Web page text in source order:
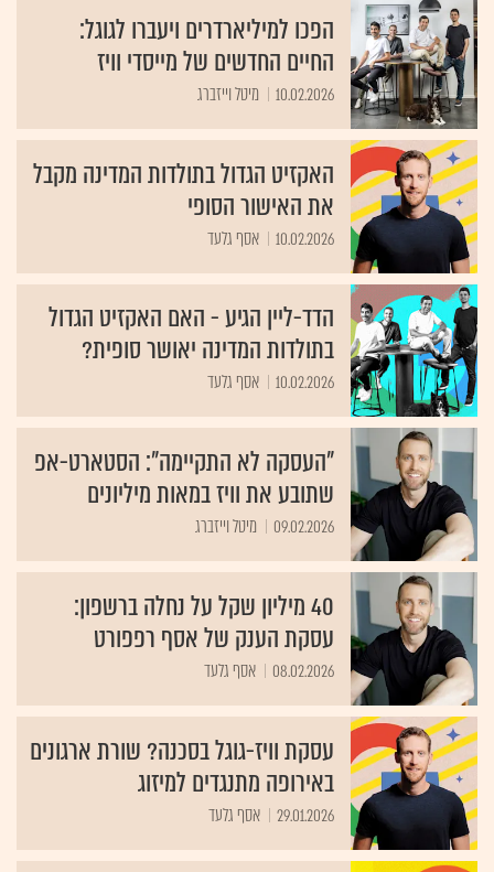
הפכו למיליארדרים ויעברו לגוגל:
החיים החדשים של מייסדי וויז
10.02.2026 מיטל וייזברג
האקזיט הגדול בתולדות המדינה מקבל
את האישור הסופי
10.02.2026 אסף גלעד
הדד-ליין הגיע - האם האקזיט הגדול
בתולדות המדינה יאושר סופית?
10.02.2026 אסף גלעד
"העסקה לא התקיימה": הסטארט-אפ
שתובע את וויז במאות מיליונים
09.02.2026 מיטל וייזברג
40 מיליון שקל על נחלה ברשפון:
עסקת הענק של אסף רפפורט
08.02.2026 אסף גלעד
עסקת וויז-גוגל בסכנה? שורת ארגונים
באירופה מתנגדים למיזוג
29.01.2026 אסף גלעד